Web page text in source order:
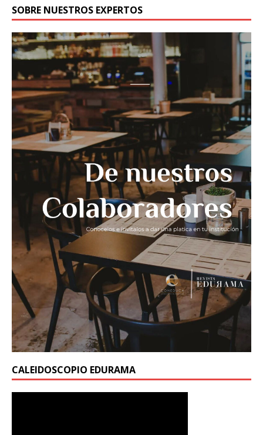
SOBRE NUESTROS EXPERTOS
CALEIDOSCOPIO EDURAMA